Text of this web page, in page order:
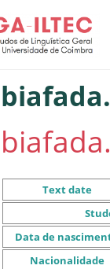
Text date
Data de
Nacionalidade